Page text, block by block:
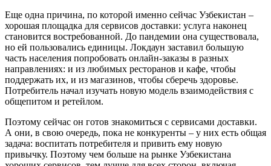
Еще одна причина, по которой именно сейчас Узбекистан –
хорошая площадка для сервисов доставки: услуга наконец
становится востребованной. До пандемии она существовала,
но ей пользовались единицы. Локдаун заставил большую
часть населения попробовать онлайн-заказы в разных
направлениях: и из любимых ресторанов и кафе, чтобы
поддержать их, и из магазинов, чтобы сберечь здоровье.
Потребитель начал изучать новую модель взаимодействия с
общепитом и ретейлом.
Поэтому сейчас он готов знакомиться с сервисами доставки.
А они, в свою очередь, пока не конкуренты – у них есть общая
задача: воспитать потребителя и привить ему новую
привычку. Поэтому чем больше на рынке Узбекистана